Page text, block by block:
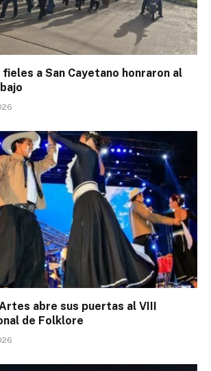
a San Cayetano honraron al
abre sus puertas al VIII
de Folklore